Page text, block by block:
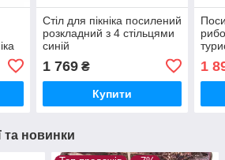
Стіл для пікніка посилений
розкладний з 4 стільцями
синій
1 769₴
Купити
1
та новинки